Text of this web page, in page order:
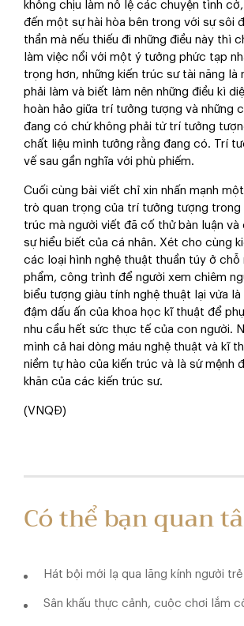
không chịu làm nô lệ các chuyện tình
đến một sự hài hòa bên trong với sự sôi
thần mà nếu thiếu đi những điều này thì
làm việc nổi với một ý tưởng phức tạp
trọng hơn, những kiến trúc sư tài năng là
phải làm và biết làm nên những điều kì
hoàn hảo giữa trí tưởng tượng và những
đang có chứ không phải từ trí tưởng
chất liệu mình tưởng rằng đang có. Trí
vế sau gần nghĩa với phù phiếm.
Cuối cùng bài viết chỉ xin nhấn mạnh
trò quan trọng của trí tưởng tượng trong
trúc mà người viết đã cố thử bàn luận và
sự hiểu biết của cá nhân. Xét cho cùng
các loại hình nghệ thuật thuần túy ở chỗ
phẩm, công trình để người xem chiêm
biểu tượng giàu tính nghệ thuật lại vừa là
đậm dấu ấn của khoa học kĩ thuật để
nhu cầu hết sức thực tế của con người.
mình cả hai dòng máu nghệ thuật và kĩ
niềm tự hào của kiến trúc và là sứ mệnh
khăn của các kiến trúc sư.
(VNQĐ)
Có thể bạn quan
Hát bội mới lạ qua lăng kính người trẻ
Sân khấu thực cảnh, cuộc chơi lắm